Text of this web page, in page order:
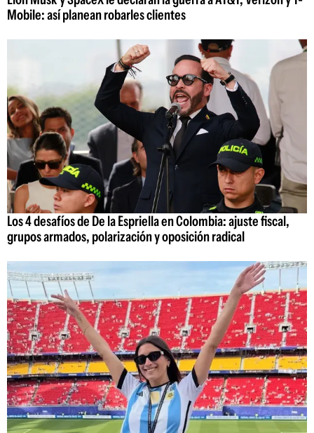
Mobile: así planean robarles clientes
Los 4 desafíos de De la Espriella en Colombia: ajuste fiscal,
grupos armados, polarización y oposición radical